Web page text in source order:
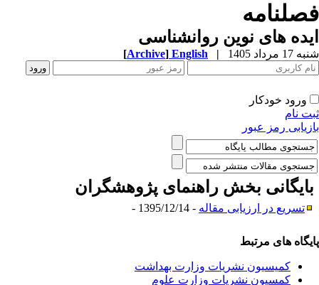
های نوین روانشناسی
مرداد 1405 |
English
[Archive]
ورود خودکار
نام
رمز عبور
بخش راهنمای پژوهشگران
تسریع در ارزیابی مقاله- 1395/12/14 -
های مرتبط
کمیسیون نشریات وزارت بهداشت
کمسیون نشریات وزارت علوم